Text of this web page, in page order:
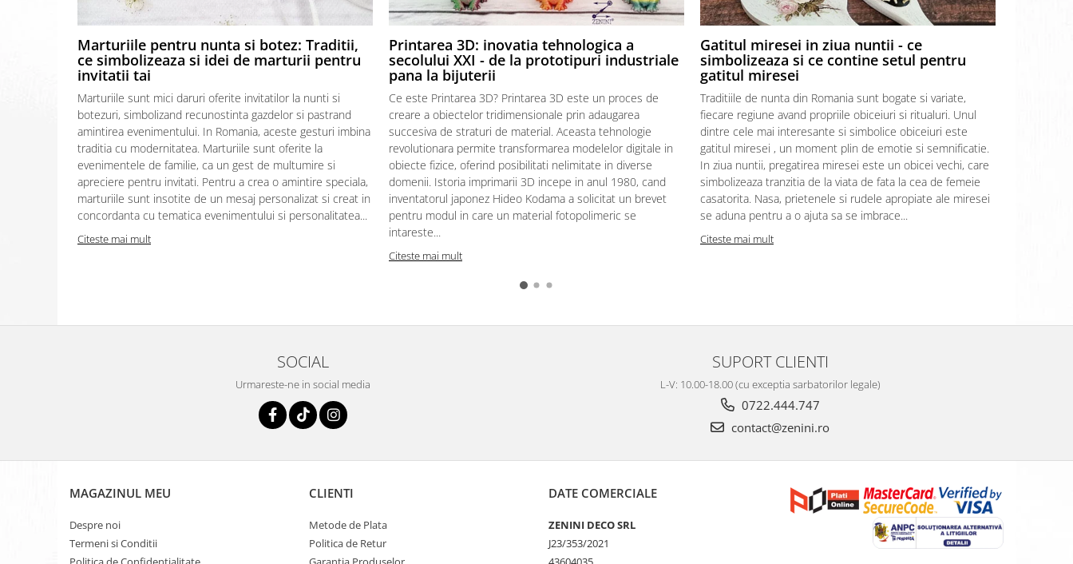
Marturiile pentru nunta si botez: Traditii,
ce simbolizeaza si idei de marturii pentru
invitatii tai
Marturiile sunt mici daruri oferite invitatilor la nunti si
botezuri, simbolizand recunostinta gazdelor si pastrand
amintirea evenimentului. In Romania, aceste gesturi imbina
traditia cu modernitatea. Marturiile sunt oferite la
evenimentele de familie, ca un gest de multumire si
apreciere pentru invitati. Pentru a crea o amintire speciala,
marturiile sunt insotite de un mesaj personalizat si creat in
concordanta cu tematica evenimentului si personalitatea...
Citeste mai mult
Printarea 3D: inovatia tehnologica a
secolului XXI - de la prototipuri industriale
pana la bijuterii
Ce este Printarea 3D? Printarea 3D este un proces de
creare a obiectelor tridimensionale prin adaugarea
succesiva de straturi de material. Aceasta tehnologie
revolutionara permite transformarea modelelor digitale in
obiecte fizice, oferind posibilitati nelimitate in diverse
domenii. Istoria imprimarii 3D incepe in anul 1980, cand
inventatorul japonez Hideo Kodama a solicitat un brevet
pentru modul in care un material fotopolimeric se
intareste...
Citeste mai mult
Gatitul miresei in ziua nuntii - ce
simbolizeaza si ce contine setul pentru
gatitul miresei
Traditiile de nunta din Romania sunt bogate si variate,
fiecare regiune avand propriile obiceiuri si ritualuri. Unul
dintre cele mai interesante si simbolice obiceiuri este
gatitul miresei , un moment plin de emotie si semnificatie.
In ziua nuntii, pregatirea miresei este un obicei vechi, care
simbolizeaza tranzitia de la viata de fata la cea de femeie
casatorita. Nasa, prietenele si rudele apropiate ale miresei
se aduna pentru a o ajuta sa se imbrace...
Citeste mai mult
SOCIAL
Urmareste-ne in social media
SUPORT CLIENTI
L-V: 10.00-18.00 (cu exceptia sarbatorilor legale)
0722.444.747
contact@zenini.ro
MAGAZINUL MEU
Despre noi
Termeni si Conditii
CLIENTI
Metode de Plata
Politica de Retur
DATE COMERCIALE
ZENINI DECO SRL
J23/353/2021